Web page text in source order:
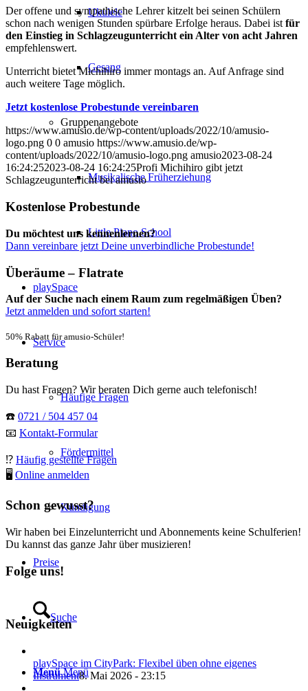
Ukulele
Gesang
Gruppenangebote
Musikalische Früherziehung
Little Piano School
playSpace
Service
Häufige Fragen
Fördermittel
Kündigung
Preise
Suche
Menü Menü
Der offene und sympathische Lehrer kitzelt bei seinen Schülern
schon nach wenigen Stunden spürbare Erfolge heraus. Dabei istfür
den Einstieg in Schlagzeugunterricht ein Alter von acht Jahren
empfehlenswert.
Unterricht bietet Michihiro immer montags an. Auf Anfrage sind
auch weitere Tage möglich.
Jetzt kostenlose Probestunde vereinbaren
https://www.amusio.de/wp-content/uploads/2022/10/amusio-
logo.png 0 0 amusio https://www.amusio.de/wp-
content/uploads/2022/10/amusio-logo.png amusio2023-08-24
16:24:252023-08-24 16:24:25Profi Michihiro gibt jetzt
Schlagzeugunterricht bei amusio
Kostenlose Probestunde
Du möchtest uns kennenlernen?
Dann vereinbare jetzt Deine unverbindliche Probestunde!
Überäume – Flatrate
Auf der Suche nach einem Raum zum regelmäßigen Üben?
Jetzt anmelden und sofort starten!
50% Rabatt für amusio-Schüler!
Beratung
Du hast Fragen? Wir beraten Dich gerne auch telefonisch!
☎️ 0721 / 504 457 04
📧 Kontakt-Formular
⁉️ Häufig gestellte Fragen
🖥 Online anmelden
Schon gewusst?
Wir haben bei Einzelunterricht und Abonnements keine Schulferien!
Du kannst das ganze Jahr über musizieren!
Folge uns!
Neuigkeiten
playSpace im CityPark: Flexibel üben ohne eigenes
Instrument8. Mai 2026 - 23:15